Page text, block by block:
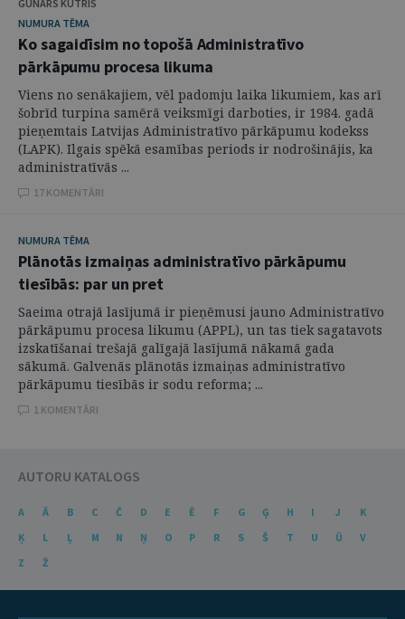
GUNĀRS KŪTRIS
NUMURA TĒMA
Ko sagaidīsim no topošā Administratīvo
pārkāpumu procesa likuma
Viens no senākajiem, vēl padomju laika likumiem, kas arī
šobrīd turpina samērā veiksmīgi darboties, ir 1984. gadā
pieņemtais Latvijas Administratīvo pārkāpumu kodekss
(LAPK). Ilgais spēkā esamības periods ir nodrošinājis, ka
administratīvās ...
17 KOMENTĀRI
NUMURA TĒMA
Plānotās izmaiņas administratīvo pārkāpumu
tiesībās: par un pret
Saeima otrajā lasījumā ir pieņēmusi jauno Administratīvo
pārkāpumu procesa likumu (APPL), un tas tiek sagatavots
izskatīšanai trešajā galīgajā lasījumā nākamā gada
sākumā. Galvenās plānotās izmaiņas administratīvo
pārkāpumu tiesībās ir sodu reforma; ...
1 KOMENTĀRI
AUTORU KATALOGS
A Ā B C Č D E Ē F G Ģ H I J
K
Ķ
L Ļ M N Ņ O P R S Š T U Ū
V
Z
Ž